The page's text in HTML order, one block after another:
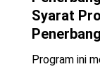
Syarat
Program ini